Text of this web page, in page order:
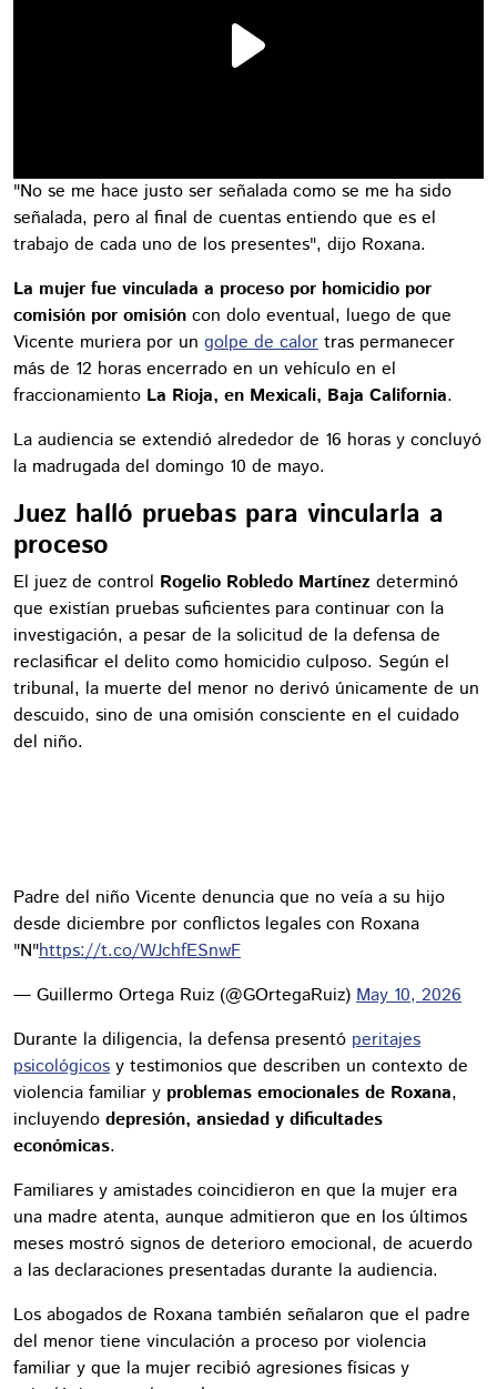
"No se me hace justo ser señalada como se me ha sido
señalada, pero al final de cuentas entiendo que es el
trabajo de cada uno de los presentes", dijo Roxana.
La mujer fue vinculada a proceso por homicidio por
comisión por omisión con dolo eventual, luego de que
Vicente muriera por un golpe de calor tras permanecer
más de 12 horas encerrado en un vehículo en el
fraccionamiento La Rioja, en Mexicali, Baja California.
La audiencia se extendió alrededor de 16 horas y concluyó
la madrugada del domingo 10 de mayo.
Juez halló pruebas para vincularla a
proceso
El juez de control Rogelio Robledo Martínez determinó
que existían pruebas suficientes para continuar con la
investigación, a pesar de la solicitud de la defensa de
reclasificar el delito como homicidio culposo. Según el
tribunal, la muerte del menor no derivó únicamente de un
descuido, sino de una omisión consciente en el cuidado
del niño.
Padre del niño Vicente denuncia que no veía a su hijo
desde diciembre por conflictos legales con Roxana
"N"https://t.co/WJchfESnwF
— Guillermo Ortega Ruiz (@GOrtegaRuiz) May 10, 2026
Durante la diligencia, la defensa presentó peritajes
psicológicos y testimonios que describen un contexto de
violencia familiar y problemas emocionales de Roxana,
incluyendo depresión, ansiedad y dificultades
económicas.
Familiares y amistades coincidieron en que la mujer era
una madre atenta, aunque admitieron que en los últimos
meses mostró signos de deterioro emocional, de acuerdo
a las declaraciones presentadas durante la audiencia.
Los abogados de Roxana también señalaron que el padre
del menor tiene vinculación a proceso por violencia
familiar y que la mujer recibió agresiones físicas y